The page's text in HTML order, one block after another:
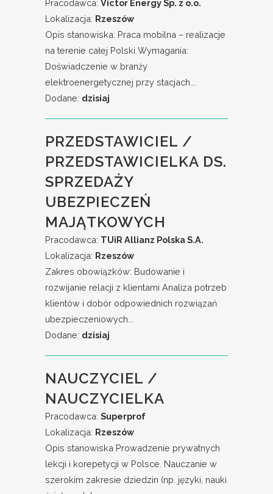
Pracodawca: Victor Energy Sp. z o.o.
Lokalizacja: Rzeszów
Opis stanowiska: Praca mobilna – realizacje
na terenie całej Polski Wymagania:
Doświadczenie w branży
elektroenergetycznej przy stacjach...
Dodane: dzisiaj
PRZEDSTAWICIEL /
PRZEDSTAWICIELKA DS.
SPRZEDAŻY
UBEZPIECZEŃ
MAJĄTKOWYCH
Pracodawca: TUiR Allianz Polska S.A.
Lokalizacja: Rzeszów
Zakres obowiązków: Budowanie i
rozwijanie relacji z klientami Analiza potrzeb
klientów i dobór odpowiednich rozwiązań
ubezpieczeniowych...
Dodane: dzisiaj
NAUCZYCIEL /
NAUCZYCIELKA
Pracodawca: Superprof
Lokalizacja: Rzeszów
Opis stanowiska Prowadzenie prywatnych
lekcji i korepetycji w Polsce. Nauczanie w
szerokim zakresie dziedzin (np. języki, nauki